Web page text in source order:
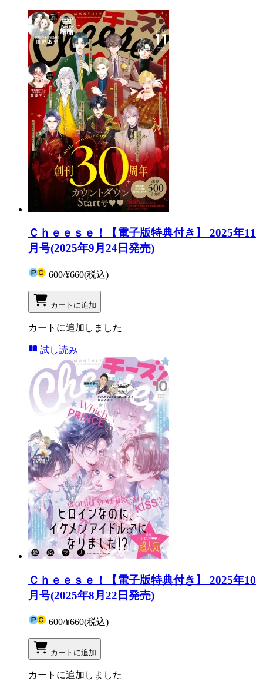
Ｃｈｅｅｓｅ！【電子版特典付き】 2025年11
月号(2025年9月24日発売)
600/¥660(税込)
カートに追加
カートに追加しました
試し読み
Ｃｈｅｅｓｅ！【電子版特典付き】 2025年10
月号(2025年8月22日発売)
600/¥660(税込)
カートに追加
カートに追加しました